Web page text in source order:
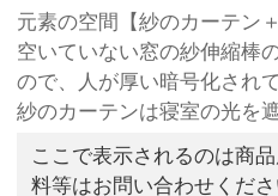
元素の空間【紗のカーテン
空いていない窓の紗伸縮棒
ので、人が厚い暗号化され
紗のカーテンは寝室の光を
ここで表示されるのは商
料等はお問い合わせくだ